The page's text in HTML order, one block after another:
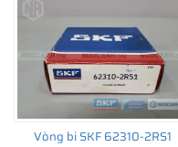
Mua vòng bi 6310
SKF Ngọc Anh - Đại lý uỷ
Website:
Hotline: 096 123
Vòng bi SKF 62310-2RS1